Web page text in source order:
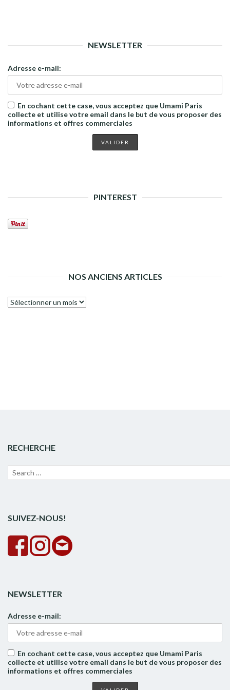
NEWSLETTER
Adresse e-mail:
En cochant cette case, vous acceptez que Umami Paris
collecte et utilise votre email dans le but de vous proposer des
informations et offres commerciales
PINTEREST
NOS ANCIENS ARTICLES
Nos
RECHERCHE
Recherche
SUIVEZ-NOUS!
NEWSLETTER
Adresse e-mail:
En cochant cette case, vous acceptez que Umami Paris
collecte et utilise votre email dans le but de vous proposer des
informations et offres commerciales